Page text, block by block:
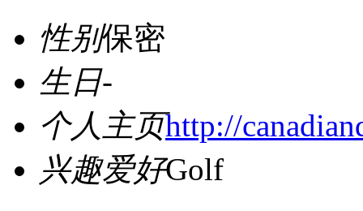
性别保密
生日-
个人主页http://
兴趣爱好Golf